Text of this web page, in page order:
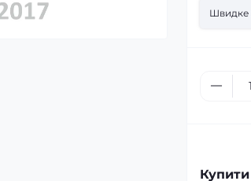
Швидке
Купити